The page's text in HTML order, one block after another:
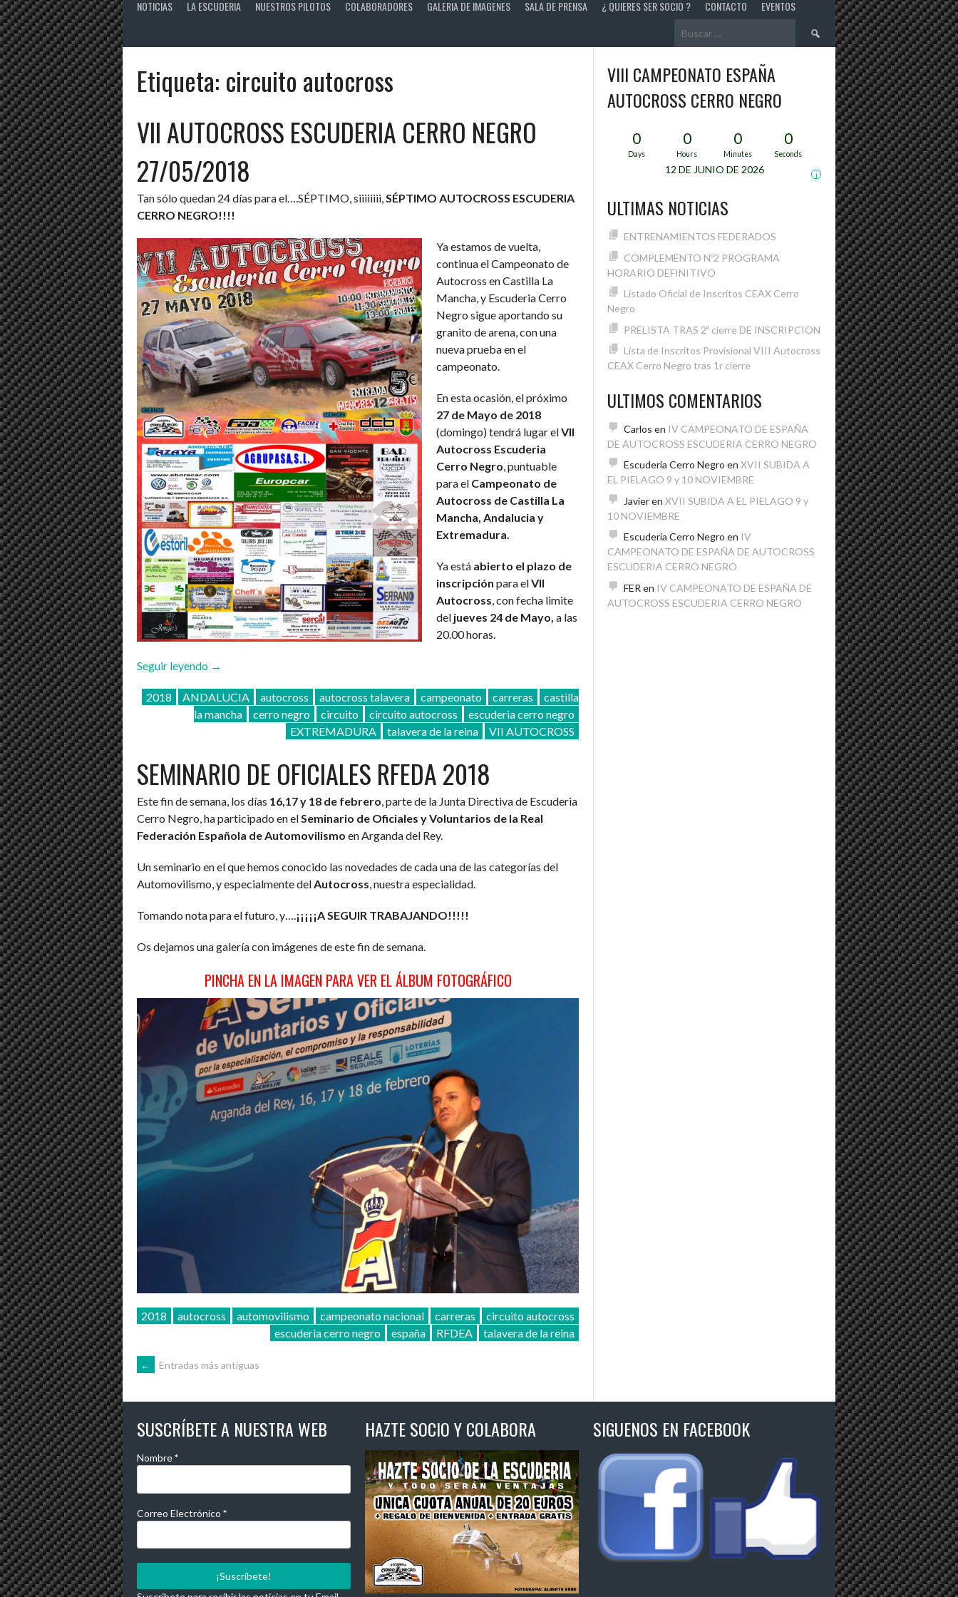
NOTICIAS LA ESCUDERIA NUESTROS PILOTOS COLABORADORES GALERIA DE IMAGENES SALA DE PRENSA ¿ QUIERES SER SOCIO ? CONTACTO EVENTOS
Buscar:
Etiqueta: circuito autocross
VII AUTOCROSS ESCUDERIA CERRO NEGRO
27/05/2018
Tan sólo quedan 24 días para el….SÉPTIMO, siiiiiiii,SÉPTIMO AUTOCROSS ESCUDERIA
CERRO NEGRO!!!!
Ya estamos de vuelta,
continua el Campeonato de
Autocross en Castilla La
Mancha, y Escuderia Cerro
Negro sigue aportando su
granito de arena, con una
nueva prueba en el
campeonato.
En esta ocasión, el próximo
27 de Mayo de 2018
(domingo) tendrá lugar elVII
Autocross Escuderia
Cerro Negro, puntuable
para el Campeonato de
Autocross de Castilla La
Mancha, Andalucia y
Extremadura.
Ya está abierto el plazo de
inscripción para elVII
Autocross, con fecha limite
del jueves 24 de Mayo, a las
20.00 horas.
Seguir leyendo «VII
ESCUDERIA
CERRO
→
2018 ANDALUCIA autocross autocross talavera campeonato carreras
castilla
la mancha
cerro negro circuito circuito autocross
escuderia cerro negro
EXTREMADURA
talavera de la reina VII AUTOCROSS
SEMINARIO DE OFICIALES RFEDA 2018
Este fin de semana, los días 16,17 y 18 de febrero, parte de la Junta Directiva de Escuderia
Cerro Negro, ha participado en elSeminario de Oficiales y Voluntarios de la Real
Federación Española de Automovilismo en Arganda del Rey.
Un seminario en el que hemos conocido las novedades de cada una de las categorías del
Automovilismo, y especialmente delAutocross, nuestra especialidad.
Tomando nota para el futuro, y….¡¡¡¡¡A SEGUIR TRABAJANDO!!!!!
Os dejamos una galería con imágenes de este fin de semana.
PINCHA EN LA IMAGEN PARA VER EL ÁLBUM FOTOGRÁFICO
2018 autocross automovilismo campeonato nacional carreras
circuito autocross
escuderia cerro negro
españa RFDEA talavera de la reina
IR
A
LAS
ENTRADAS
← Entradas más antiguas
VIII CAMPEONATO ESPAÑA
AUTOCROSS CERRO NEGRO
0
Days
0
Hours
0
Minutes
0
Seconds
12 DE JUNIO DE 2026 i
ULTIMAS NOTICIAS
ENTRENAMIENTOS FEDERADOS
COMPLEMENTO Nº2 PROGRAMA
HORARIO DEFINITIVO
Listado Oficial de Inscritos CEAX Cerro
Negro
PRELISTA TRAS 2º cierre DE INSCRIPCION
Lista de Inscritos Provisional VIII Autocross
CEAX Cerro Negro tras 1r cierre
ULTIMOS COMENTARIOS
Carlos en IV CAMPEONATO DE ESPAÑA
DE AUTOCROSS ESCUDERIA CERRO NEGRO
Escuderia Cerro Negro en XVII SUBIDA A
EL PIELAGO 9 y 10 NOVIEMBRE
Javieren XVII SUBIDA A EL PIELAGO 9 y
10 NOVIEMBRE
Escuderia Cerro Negro en IV
CAMPEONATO DE ESPAÑA DE AUTOCROSS
ESCUDERIA CERRO NEGRO
FER en IV CAMPEONATO DE ESPAÑA DE
AUTOCROSS ESCUDERIA CERRO NEGRO
SUSCRÍBETE A NUESTRA WEB
Nombre*
Correo Electrónico *
HAZTE SOCIO Y COLABORA SIGUENOS EN FACEBOOK